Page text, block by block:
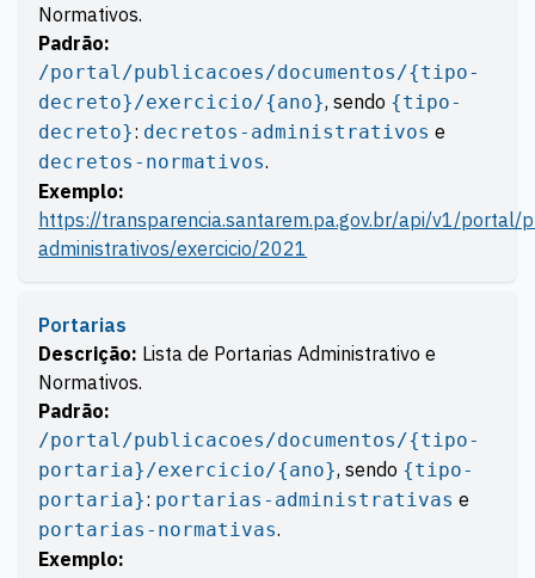
Normativos.
Padrão:
/portal/publicacoes/documentos/{tipo-
decreto}/exercicio/{ano}, sendo {tipo-
decreto}: decretos-administrativos e
decretos-normativos.
Exemplo:
https://transparencia.santarem.pa.gov.br/api/v1/portal/
administrativos/exercicio/2021
Portarias
Descrição: Lista de Portarias Administrativo e
Normativos.
Padrão:
/portal/publicacoes/documentos/{tipo-
portaria}/exercicio/{ano}, sendo {tipo-
portaria}: portarias-administrativas e
portarias-normativas.
Exemplo: